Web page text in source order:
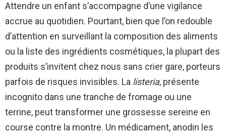
Attendre un enfant s’accompagne d’une vigilance
accrue au quotidien. Pourtant, bien que l’on redouble
d’attention en surveillant la composition des aliments
ou la liste des ingrédients cosmétiques, la plupart des
produits s’invitent chez nous sans crier gare, porteurs
parfois de risques invisibles. La listeria, présente
incognito dans une tranche de fromage ou une
terrine, peut transformer une grossesse sereine en
course contre la montre. Un médicament, anodin les